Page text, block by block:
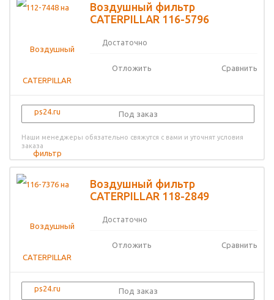
Воздушный фильтр
CATERPILLAR 116-5796
Достаточно
Отложить Сравнить
Под заказ
Наши менеджеры обязательно свяжутся с вами и уточнят условия
заказа
Воздушный фильтр
CATERPILLAR 118-2849
Достаточно
Отложить Сравнить
Под заказ